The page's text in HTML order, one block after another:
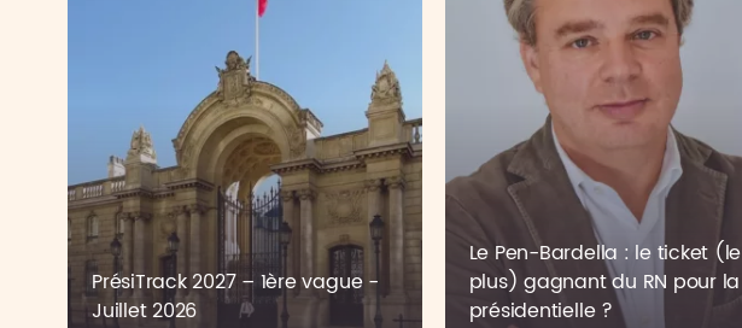
PrésiTrack 2027 – 1ère vague -
Juillet 2026
Le Pen-Bardella : le ticket (le
plus) gagnant du RN pour la
présidentielle ?